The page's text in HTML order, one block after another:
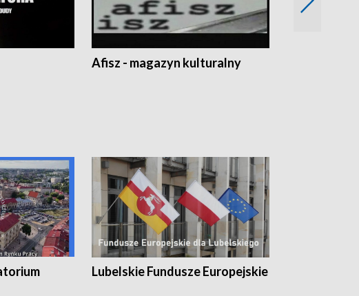
Afisz - magazyn kulturalny
Lubelskie Fundusze Europejskie